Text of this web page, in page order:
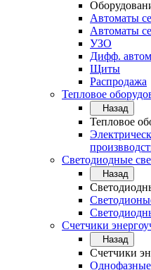
Автоматы
Автоматы
УЗО
Дифф.
Щиты
Распродажа
Тепловое
Назад
Тепловое
Светодиодные
Назад
Счетчики
Назад
Счетчики
Однофазные